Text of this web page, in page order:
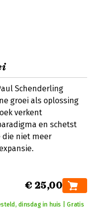
Schenderling
groei als oplossing
verkent
en schetst
die niet meer
€ 25,00
dinsdag in huis | Gratis